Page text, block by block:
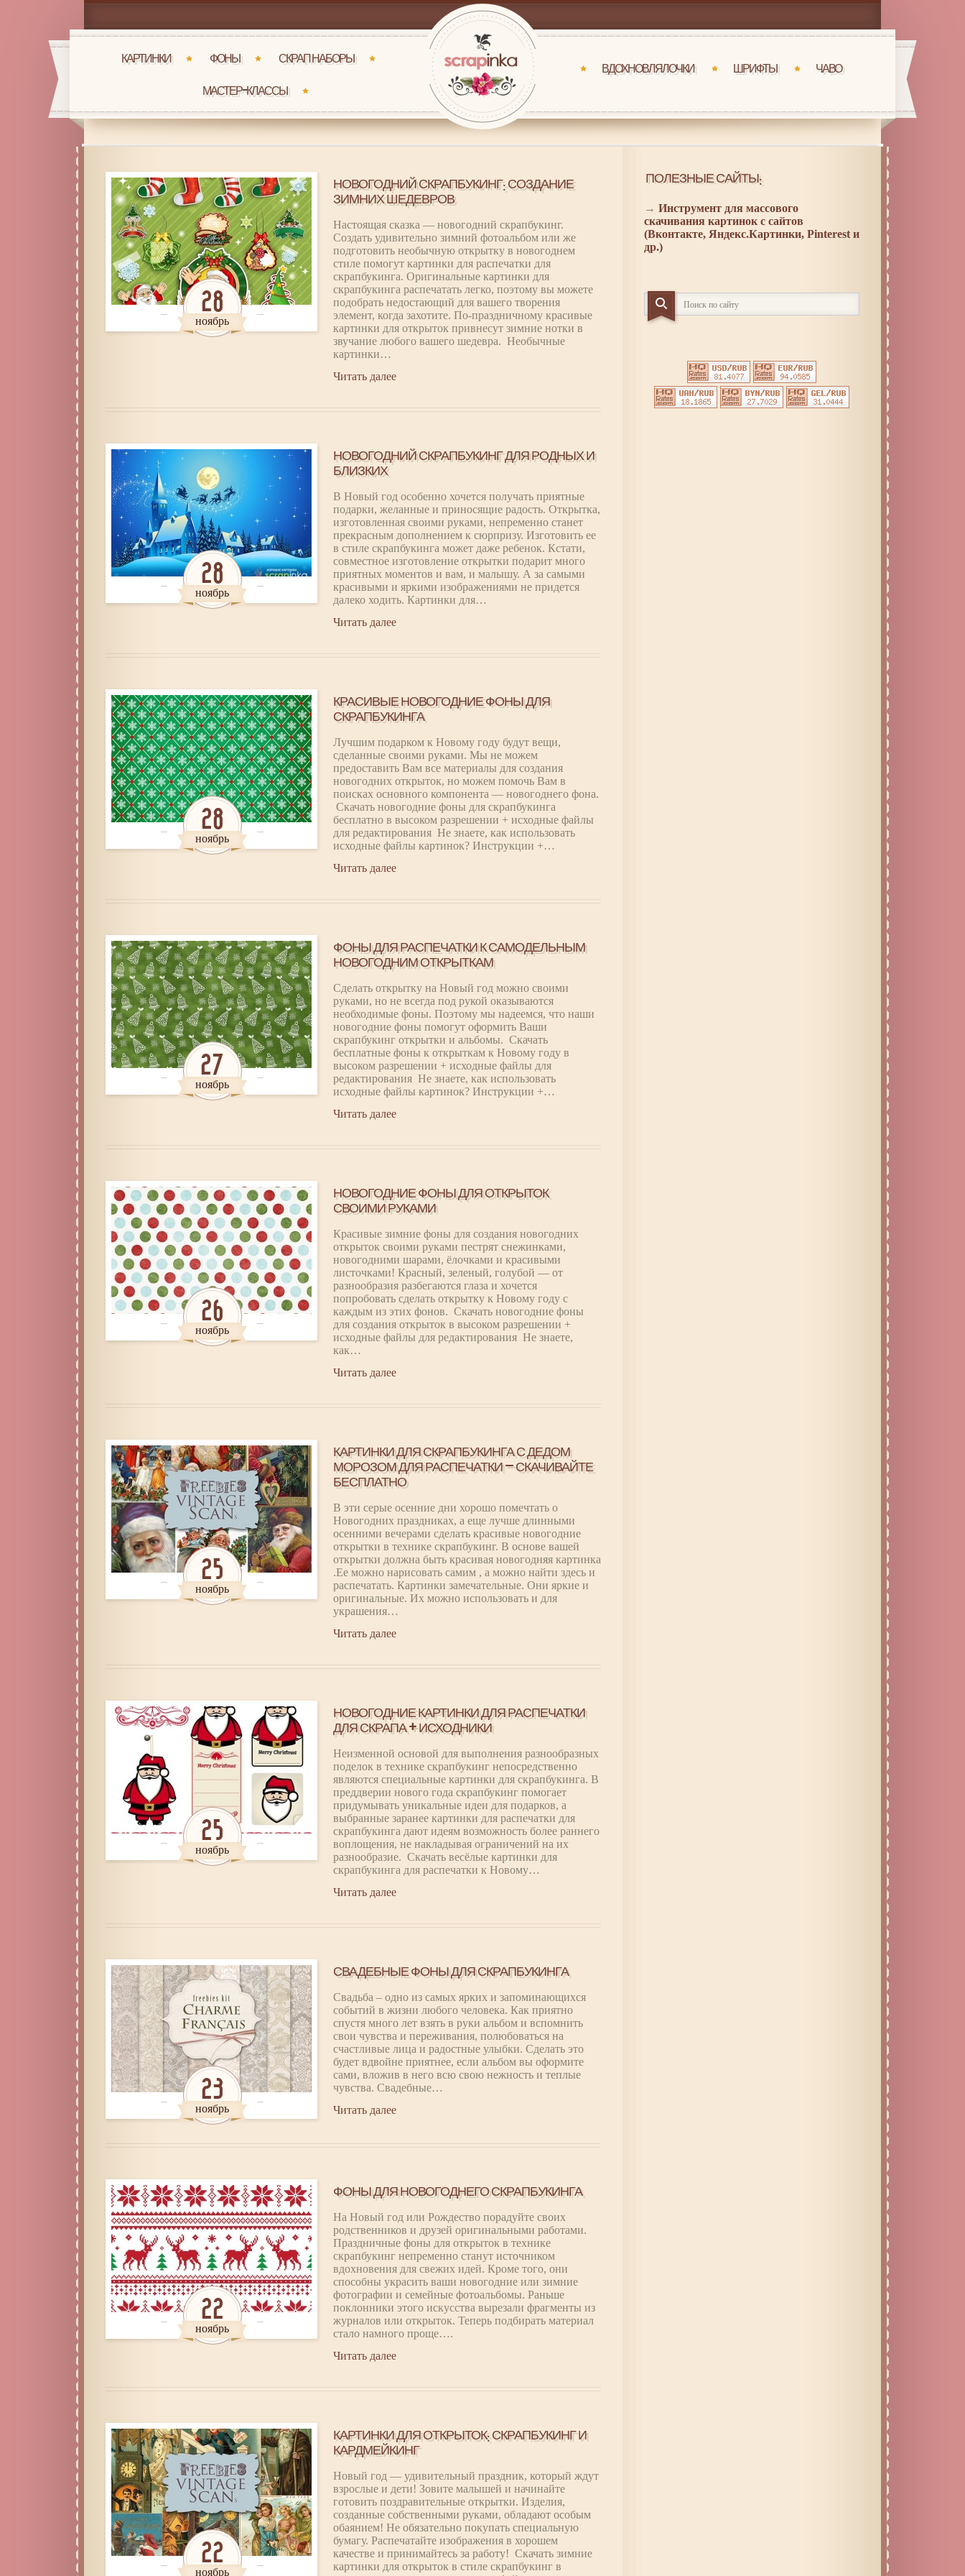
КАРТИНКИ ФОНЫ СКРАП НАБОРЫ
МАСТЕР-КЛАССЫ
ВДОХНОВЛЯЛОЧКИ ШРИФТЫ ЧАВО
28
ноябрь
НОВОГОДНИЙ СКРАПБУКИНГ: СОЗДАНИЕ
ЗИМНИХ ШЕДЕВРОВ
Настоящая сказка — новогодний скрапбукинг.
Создать удивительно зимний фотоальбом или же
подготовить необычную открытку в новогоднем
стиле помогут картинки для распечатки для
скрапбукинга. Оригинальные картинки для
скрапбукинга распечатать легко, поэтому вы можете
подобрать недостающий для вашего творения
элемент, когда захотите. По-праздничному красивые
картинки для открыток привнесут зимние нотки в
звучание любого вашего шедевра. Необычные
картинки…
Читать далее
28
ноябрь
НОВОГОДНИЙ СКРАПБУКИНГ ДЛЯ РОДНЫХ И
БЛИЗКИХ
В Новый год особенно хочется получать приятные
подарки, желанные и приносящие радость. Открытка,
изготовленная своими руками, непременно станет
прекрасным дополнением к сюрпризу. Изготовить ее
в стиле скрапбукинга может даже ребенок. Кстати,
совместное изготовление открытки подарит много
приятных моментов и вам, и малышу. А за самыми
красивыми и яркими изображениями не придется
далеко ходить. Картинки для…
Читать далее
28
ноябрь
КРАСИВЫЕ НОВОГОДНИЕ ФОНЫ ДЛЯ
СКРАПБУКИНГА
Лучшим подарком к Новому году будут вещи,
сделанные своими руками. Мы не можем
предоставить Вам все материалы для создания
новогодних открыток, но можем помочь Вам в
поисках основного компонента — новогоднего фона.
Скачать новогодние фоны для скрапбукинга
бесплатно в высоком разрешении + исходные файлы
для редактирования Не знаете, как использовать
исходные файлы картинок? Инструкции +…
Читать далее
27
ноябрь
ФОНЫ ДЛЯ РАСПЕЧАТКИ К САМОДЕЛЬНЫМ
НОВОГОДНИМ ОТКРЫТКАМ
Сделать открытку на Новый год можно своими
руками, но не всегда под рукой оказываются
необходимые фоны. Поэтому мы надеемся, что наши
новогодние фоны помогут оформить Ваши
скрапбукинг открытки и альбомы. Скачать
бесплатные фоны к открыткам к Новому году в
высоком разрешении + исходные файлы для
редактирования Не знаете, как использовать
исходные файлы картинок? Инструкции +…
Читать далее
26
ноябрь
НОВОГОДНИЕ ФОНЫ ДЛЯ ОТКРЫТОК
СВОИМИ РУКАМИ
Красивые зимние фоны для создания новогодних
открыток своими руками пестрят снежинками,
новогодними шарами, ёлочками и красивыми
листочками! Красный, зеленый, голубой — от
разнообразия разбегаются глаза и хочется
попробовать сделать открытку к Новому году с
каждым из этих фонов. Скачать новогодние фоны
для создания открыток в высоком разрешении +
исходные файлы для редактирования Не знаете,
как…
Читать далее
25
ноябрь
КАРТИНКИ ДЛЯ СКРАПБУКИНГА С ДЕДОМ
МОРОЗОМ ДЛЯ РАСПЕЧАТКИ — СКАЧИВАЙТЕ
БЕСПЛАТНО
В эти серые осенние дни хорошо помечтать о
Новогодних праздниках, а еще лучше длинными
осенними вечерами сделать красивые новогодние
открытки в технике скрапбукинг. В основе вашей
открытки должна быть красивая новогодняя картинка
.Ее можно нарисовать самим , а можно найти здесь и
распечатать. Картинки замечательные. Они яркие и
оригинальные. Их можно использовать и для
украшения…
Читать далее
25
ноябрь
НОВОГОДНИЕ КАРТИНКИ ДЛЯ РАСПЕЧАТКИ
ДЛЯ СКРАПА + ИСХОДНИКИ
Неизменной основой для выполнения разнообразных
поделок в технике скрапбукинг непосредственно
являются специальные картинки для скрапбукинга. В
преддверии нового года скрапбукинг помогает
придумывать уникальные идеи для подарков, а
выбранные заранее картинки для распечатки для
скрапбукинга дают идеям возможность более раннего
воплощения, не накладывая ограничений на их
разнообразие. Скачать весёлые картинки для
скрапбукинга для распечатки к Новому…
Читать далее
23
ноябрь
СВАДЕБНЫЕ ФОНЫ ДЛЯ СКРАПБУКИНГА
Свадьба – одно из самых ярких и запоминающихся
событий в жизни любого человека. Как приятно
спустя много лет взять в руки альбом и вспомнить
свои чувства и переживания, полюбоваться на
счастливые лица и радостные улыбки. Сделать это
будет вдвойне приятнее, если альбом вы оформите
сами, вложив в него всю свою нежность и теплые
чувства. Свадебные…
Читать далее
22
ноябрь
ФОНЫ ДЛЯ НОВОГОДНЕГО СКРАПБУКИНГА
На Новый год или Рождество порадуйте своих
родственников и друзей оригинальными работами.
Праздничные фоны для открыток в технике
скрапбукинг непременно станут источником
вдохновения для свежих идей. Кроме того, они
способны украсить ваши новогодние или зимние
фотографии и семейные фотоальбомы. Раньше
поклонники этого искусства вырезали фрагменты из
журналов или открыток. Теперь подбирать материал
стало намного проще….
Читать далее
22
ноябрь
КАРТИНКИ ДЛЯ ОТКРЫТОК: СКРАПБУКИНГ И
КАРДМЕЙКИНГ
Новый год — удивительный праздник, который ждут
взрослые и дети! Зовите малышей и начинайте
готовить поздравительные открытки. Изделия,
созданные собственными руками, обладают особым
обаянием! Не обязательно покупать специальную
бумагу. Распечатайте изображения в хорошем
качестве и принимайтесь за работу! Скачать зимние
картинки для открыток в стиле скрапбукинг в
ПОЛЕЗНЫЕ САЙТЫ:
→ Инструмент для массового
скачивания картинок с сайтов
(Вконтакте, Яндекс.Картинки, Pinterest и
др.)